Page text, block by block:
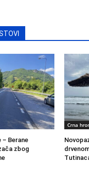
– Berane
zbog
Crna